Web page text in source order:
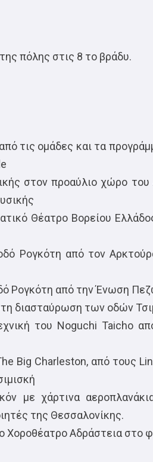
πόλης στις 8 το βράδυ.
τις ομάδες και τα
στον προαύλιο χώρο του
Θέατρο Βορείου
Ρογκότη από τον
Ρογκότη από την Ένωση
διασταύρωση των οδών
του Noguchi Taicho
Big Charleston, από τους
με χάρτινα
της Θεσσαλονίκης.
Χοροθέατρο Αδράστεια στο